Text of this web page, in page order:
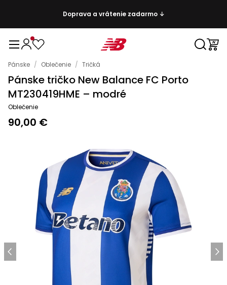
Doprava a vrátenie zadarmo ↓
Pánske / Oblečenie / Tričká
Pánske tričko New Balance FC Porto
MT230419HME – modré
Oblečenie
90,00 €